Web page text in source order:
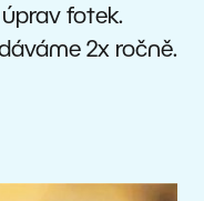
fotek.
2x ročně.